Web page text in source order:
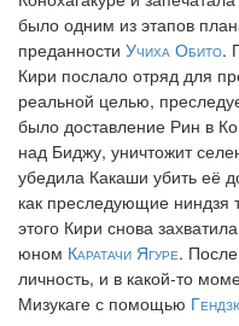
было одним из этапов
преданности Учиха Обито.
Кири послало отряд для
реальной целью,
было доставление Рин в
над Биджу, уничтожит
убедила Какаши убить её
как преследующие ниндзя
этого Кири снова
юном Каратачи Ягуре.
личность, и в какой-то
Мизукаге с помощью